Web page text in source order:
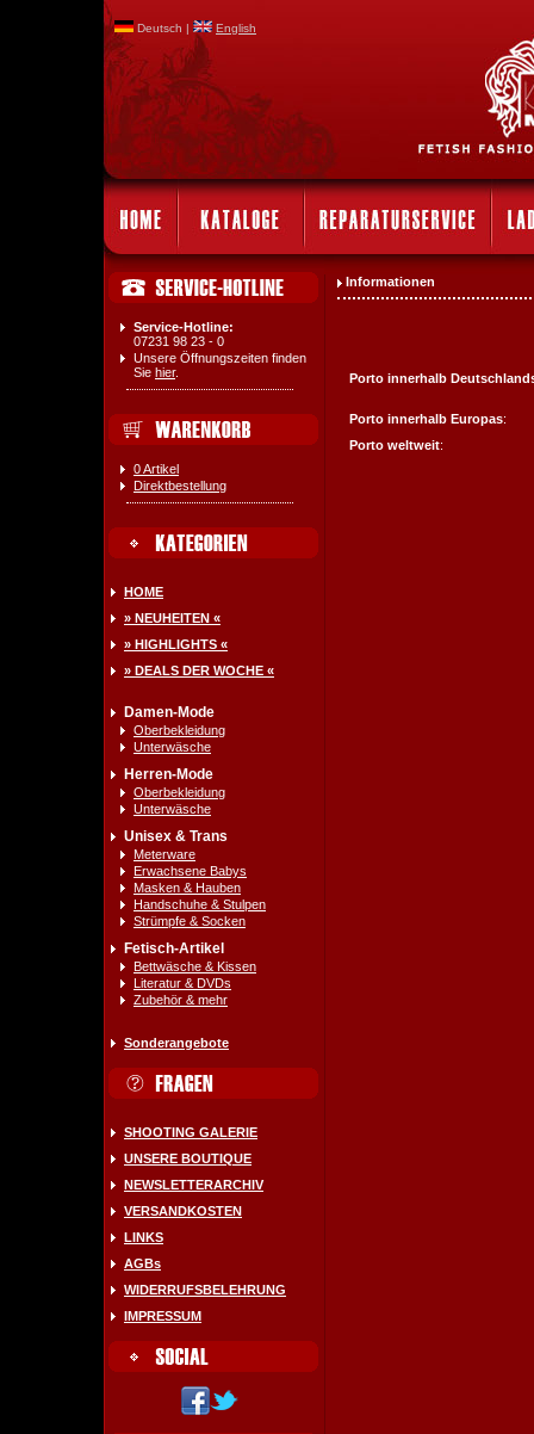
Deutsch | English
Service-Hotline:
07231 98 23 - 0
Unsere Öffnungszeiten finden
Sie hier.
0 Artikel
Direktbestellung
HOME
» NEUHEITEN «
» HIGHLIGHTS «
» DEALS DER WOCHE «
Damen-Mode
Oberbekleidung
Unterwäsche
Herren-Mode
Oberbekleidung
Unterwäsche
Unisex & Trans
Meterware
Erwachsene Babys
Masken & Hauben
Handschuhe & Stulpen
Strümpfe & Socken
Fetisch-Artikel
Bettwäsche & Kissen
Literatur & DVDs
Zubehör & mehr
Sonderangebote
SHOOTING GALERIE
UNSERE BOUTIQUE
NEWSLETTERARCHIV
VERSANDKOSTEN
LINKS
AGBs
WIDERRUFSBELEHRUNG
IMPRESSUM
Informationen
Porto innerhalb
Porto innerhalb Europas:
Porto weltweit: